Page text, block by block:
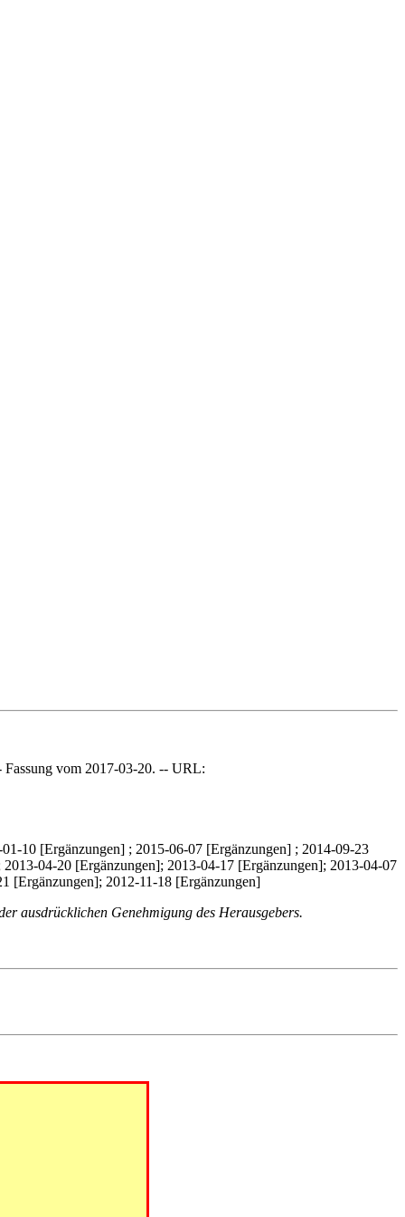
vom 2017-03-20. -- URL:
10 [Ergänzungen] ; 2015-06-07 [Ergänzungen] ; 2014-09-23
04-20 [Ergänzungen]; 2013-04-17 [Ergänzungen]; 2013-04-07
[Ergänzungen]; 2012-11-18 [Ergänzungen]
ausdrücklichen Genehmigung des Herausgebers.